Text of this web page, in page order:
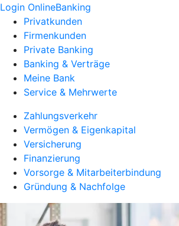
Login OnlineBanking
Privatkunden
Firmenkunden
Private Banking
Banking & Verträge
Meine Bank
Service & Mehrwerte
Zahlungsverkehr
Vermögen & Eigenkapital
Versicherung
Finanzierung
Vorsorge & Mitarbeiterbindung
Gründung & Nachfolge